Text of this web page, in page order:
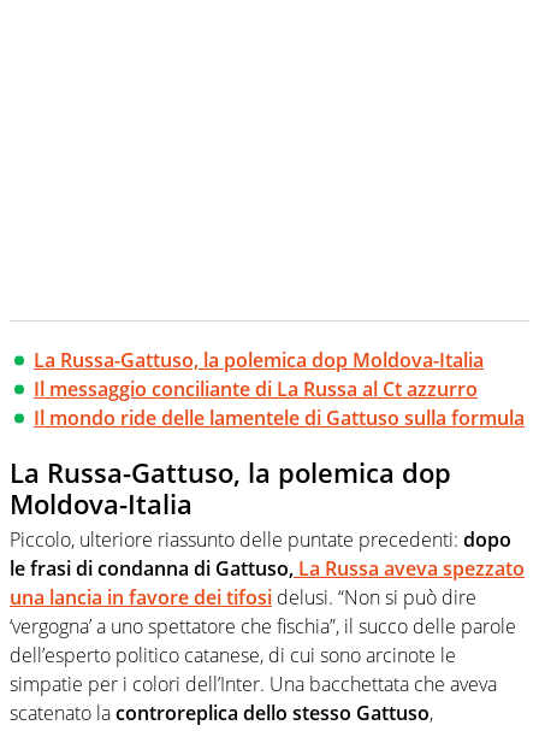
La Russa-Gattuso, la polemica dop Moldova-Italia
Il messaggio conciliante di La Russa al Ct azzurro
Il mondo ride delle lamentele di Gattuso sulla formula
La Russa-Gattuso, la polemica dop
Moldova-Italia
Piccolo, ulteriore riassunto delle puntate precedenti: dopo
le frasi di condanna di Gattuso, La Russa aveva spezzato
una lancia in favore dei tifosi delusi. “Non si può dire
‘vergogna’ a uno spettatore che fischia”, il succo delle parole
dell’esperto politico catanese, di cui sono arcinote le
simpatie per i colori dell’Inter. Una bacchettata che aveva
scatenato lacontroreplica dello stesso Gattuso,